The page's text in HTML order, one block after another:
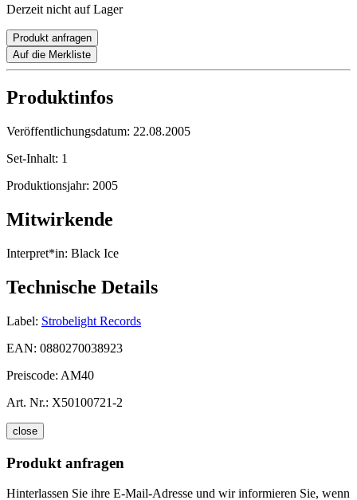
Derzeit nicht auf Lager
Produkt anfragen
Auf die Merkliste
Produktinfos
Veröffentlichungsdatum: 22.08.2005
Set-Inhalt: 1
Produktionsjahr: 2005
Mitwirkende
Interpret*in: Black Ice
Technische Details
Label: Strobelight Records
EAN: 0880270038923
Preiscode: AM40
Art. Nr.: X50100721-2
close
Produkt anfragen
Hinterlassen Sie ihre E-Mail-Adresse und wir informieren Sie, wenn